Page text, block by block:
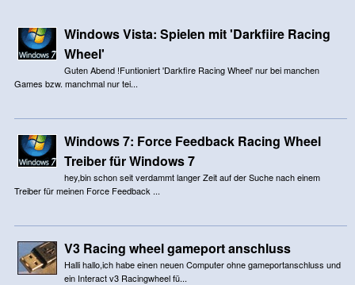
Windows Vista: Spielen mit 'Darkfiire Racing
Wheel'
Guten Abend !Funtioniert 'Darkfire Racing Wheel' nur bei manchen
Games bzw. manchmal nur tei...
Windows 7: Force Feedback Racing Wheel
Treiber für Windows 7
hey,bin schon seit verdammt langer Zeit auf der Suche nach einem
Treiber für meinen Force Feedback ...
V3 Racing wheel gameport anschluss
Halli hallo,ich habe einen neuen Computer ohne gameportanschluss und
ein Interact v3 Racingwheel fü...